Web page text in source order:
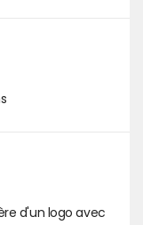
d'un logo avec